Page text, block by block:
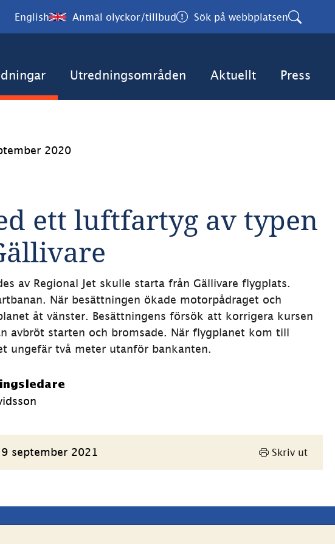
English Anmäl olyckor/tillbud Sök på webbplatsen
Utredningsområden Aktuellt Press
2020
ett luftfartyg av typen
av Regional Jet skulle starta från Gällivare flygplats.
När besättningen ökade motorpådraget och
åt vänster. Besättningens försök att korrigera kursen
avbröt starten och bromsade. När flygplanet kom till
ungefär två meter utanför bankanten.
9 september 2021 Skriv ut